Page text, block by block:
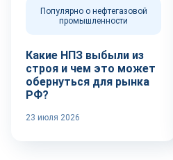
Популярно о нефтегазовой
промышленности
Какие НПЗ выбыли из
строя и чем это может
обернуться для рынка
РФ?
23 июля 2026